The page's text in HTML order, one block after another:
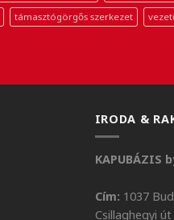
támasztógörgős szerkezet
IRODA &
KAPUBÁZIS
Cím: 1037
Csillaghegyi út